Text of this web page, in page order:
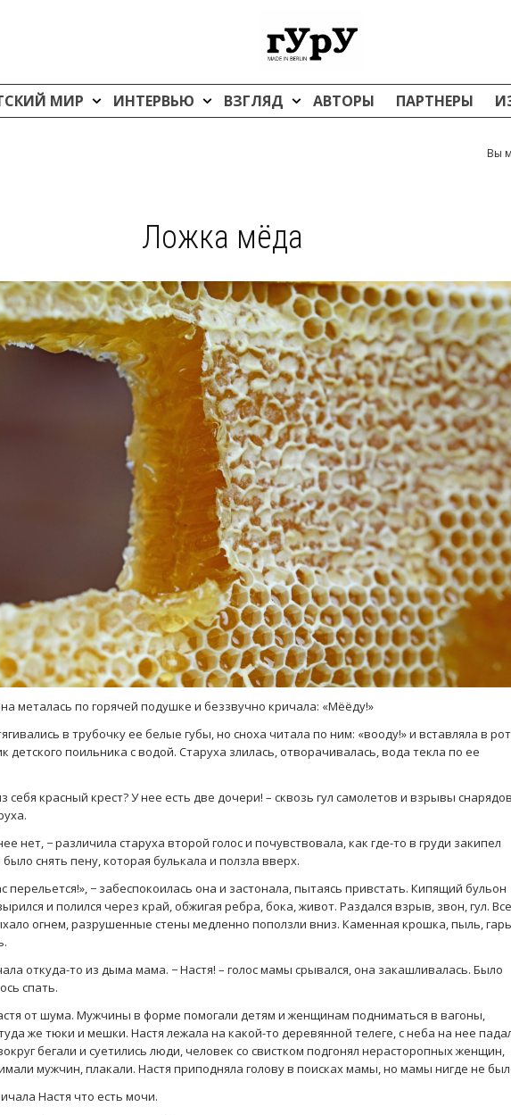
МИР ИНТЕРВЬЮ ВЗГЛЯД АВТОРЫ ПАРТНЕРЫ
Вы
Ложка мёда
металась по горячей подушке и беззвучно кричала: «Мёёду!»
в трубочку ее белые губы, но сноха читала по ним: «вооду!» и вставляла в рот
детского поильника с водой. Старуха злилась, отворачивалась, вода текла по ее
себя красный крест? У нее есть две дочери! – сквозь гул самолетов и взрывы снарядов
нет, − различила старуха второй голос и почувствовала, как где-то в груди закипел
снять пену, которая булькала и ползла вверх.
перельется!», − забеспокоилась она и застонала, пытаясь привстать. Кипящий бульон
и полился через край, обжигая ребра, бока, живот. Раздался взрыв, звон, гул. Все
огнем, разрушенные стены медленно поползли вниз. Каменная крошка, пыль,
откуда-то из дыма мама. − Настя! – голос мамы срывался, она закашливалась. Было
спать.
от шума. Мужчины в форме помогали детям и женщинам подниматься в вагоны,
же тюки и мешки. Настя лежала на какой-то деревянной телеге, с неба на нее
бегали и суетились люди, человек со свистком подгонял нерасторопных женщин,
мужчин, плакали. Настя приподняла голову в поисках мамы, но мамы нигде не
Настя что есть мочи.